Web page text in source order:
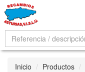
Inicio Productos